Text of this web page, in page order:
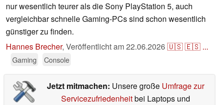
nur wesentlich teurer als die Sony PlayStation 5, auch
vergleichbar schnelle Gaming-PCs sind schon wesentlich
günstiger zu finden.
Hannes Brecher, Veröffentlicht am22.06.2026🇺🇸🇪🇸 ...
Gaming Console
Jetzt mitmachen: Unsere große Umfrage zur
Servicezufriedenheitbei Laptops und